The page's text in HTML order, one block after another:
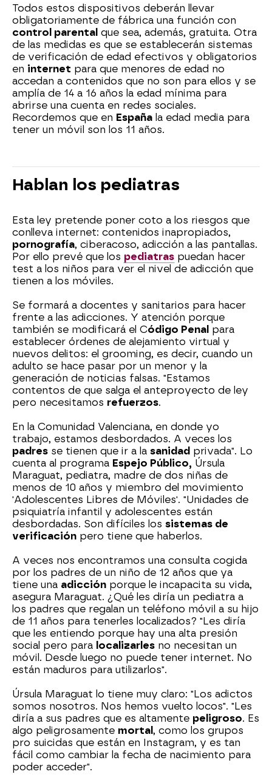
Todos estos dispositivos deberán llevar
obligatoriamente de fábrica una función con
control parental que sea, además, gratuita. Otra
de las medidas es que se establecerán sistemas
de verificación de edad efectivos y obligatorios
en internet para que menores de edad no
accedan a contenidos que no son para ellos y se
amplía de 14 a 16 años la edad mínima para
abrirse una cuenta en redes sociales.
Recordemos que en España la edad media para
tener un móvil son los 11 años.
Hablan los pediatras
Esta ley pretende poner coto a los riesgos que
conlleva internet: contenidos inapropiados,
pornografía, ciberacoso, adicción a las pantallas.
Por ello prevé que los pediatras puedan hacer
test a los niños para ver el nivel de adicción que
tienen a los móviles.
Se formará a docentes y sanitarios para hacer
frente a las adicciones. Y atención porque
también se modificará el Código Penal para
establecer órdenes de alejamiento virtual y
nuevos delitos: el grooming, es decir, cuando un
adulto se hace pasar por un menor y la
generación de noticias falsas. "Estamos
contentos de que salga el anteproyecto de ley
pero necesitamos refuerzos.
En la Comunidad Valenciana, en donde yo
trabajo, estamos desbordados. A veces los
padres se tienen que ir a la sanidad privada". Lo
cuenta al programa Espejo Público, Úrsula
Maraguat, pediatra, madre de dos niñas de
menos de 10 años y miembro del movimiento
'Adolescentes Libres de Móviles'. "Unidades de
psiquiatría infantil y adolescentes están
desbordadas. Son difíciles los sistemas de
verificación pero tiene que haberlos.
A veces nos encontramos una consulta cogida
por los padres de un niño de 12 años que ya
tiene una adicción porque le incapacita su vida,
asegura Maraguat. ¿Qué les diría un pediatra a
los padres que regalan un teléfono móvil a su hijo
de 11 años para tenerles localizados? "Les diría
que les entiendo porque hay una alta presión
social pero para localizarles no necesitan un
móvil. Desde luego no puede tener internet. No
están maduros para utilizarlos".
Úrsula Maraguat lo tiene muy claro: "Los adictos
somos nosotros. Nos hemos vuelto locos". "Les
diría a sus padres que es altamente peligroso. Es
algo peligrosamente mortal , como los grupos
pro suicidas que están en Instagram, y es tan
fácil como cambiar la fecha de nacimiento para
poder acceder".